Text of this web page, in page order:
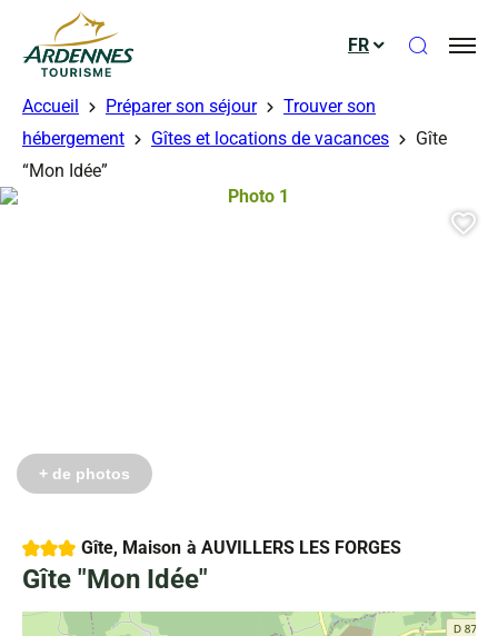
ADT des Ardennes
FR Ouvrir
Accueil Préparer son séjour
Trouver son
hébergement
Gîtes et locations de vacances
Gîte
“Mon Idée”
3 étoilesGîte, Maison à AUVILLERS LES FORGES
Gîte "Mon Idée"
Photo 1, © Droits gérés
+ de photos